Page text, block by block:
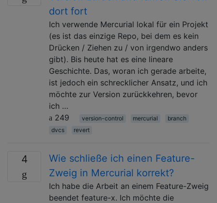
dort fort
Ich verwende Mercurial lokal für ein Projekt
(es ist das einzige Repo, bei dem es kein
Drücken / Ziehen zu / von irgendwo anders
gibt). Bis heute hat es eine lineare
Geschichte. Das, woran ich gerade arbeite,
ist jedoch ein schrecklicher Ansatz, und ich
möchte zur Version zurückkehren, bevor
ich …
249
version-control mercurial
branch
dvcs
revert
4
Wie schließe ich einen Feature-
Zweig in Mercurial korrekt?
Ich habe die Arbeit an einem Feature-Zweig
beendet feature-x. Ich möchte die